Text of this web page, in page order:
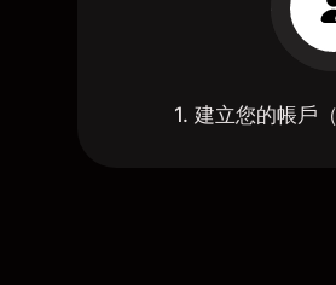
1. 建立您的帳戶